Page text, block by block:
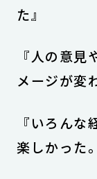
た』
『人の意
メージが変
『いろん
楽しかった